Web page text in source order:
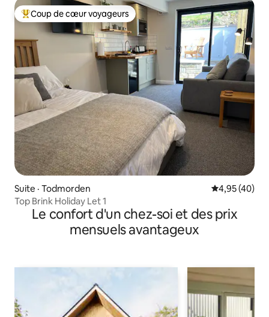
Coup de cœur voyageurs parmi les plus aimés
Coup de cœur voyageurs
Suite · Todmorden Note
4,95 (40)
Top Brink Holiday Let 1
Le confort d'un chez-soi et des prix
mensuels avantageux